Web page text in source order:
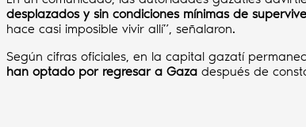
desplazados y sin condiciones mínimas de
hace casi imposible vivir allí”, señalaron.
Según cifras oficiales, en la capital gazatí
han optado por regresar a Gaza después de